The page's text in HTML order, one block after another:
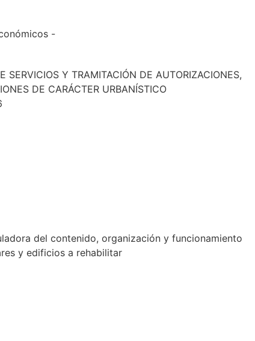
-
SERVICIOS Y TRAMITACIÓN DE AUTORIZACIONES,
DE CARÁCTER URBANÍSTICO
del contenido, organización y funcionamiento
y edificios a rehabilitar